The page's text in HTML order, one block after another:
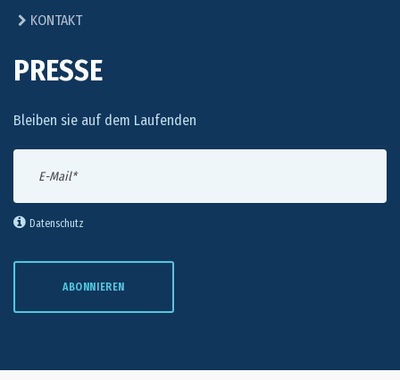
KONTAKT
PRESSE
Bleiben sie auf dem Laufenden
Datenschutz
ABONNIEREN